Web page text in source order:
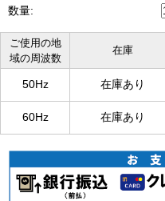
数量:
ご使用の地
域の周波数
在庫
50Hz 在庫あり
60Hz 在庫あり